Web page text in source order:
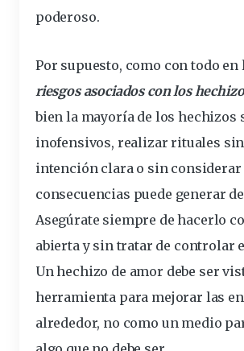
poderoso.
Por supuesto, como con todo en
riesgos asociados con los
bien la mayoría de los hechizos
inofensivos, realizar rituales
intención clara o sin considerar
consecuencias puede generar
Asegúrate siempre de hacerlo
abierta y sin tratar de controlar
Un hechizo de amor debe ser
herramienta para mejorar las
alrededor, no como un medio